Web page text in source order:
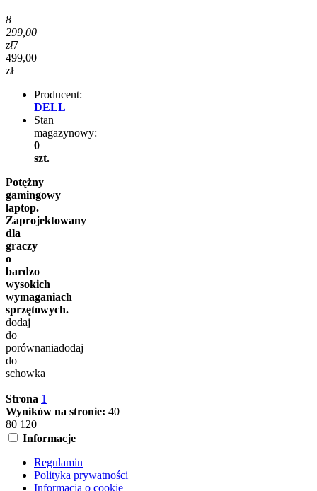
8
299,00
zł7
499,00
zł
Producent:
DELL
Stan
magazynowy:
0
szt.
Potężny
gamingowy
laptop.
Zaprojektowany
dla
graczy
o
bardzo
wysokich
wymaganiach
sprzętowych.
dodaj
do
porównaniadodaj
do
schowka
Strona 1
Wyników na stronie: 40
80 120
Informacje
Regulamin
Polityka prywatności
Informacja o cookie